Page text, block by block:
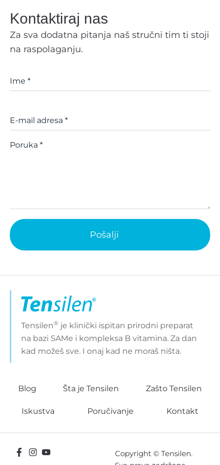
Kontaktiraj nas
Za sva dodatna pitanja naš stručni tim ti stoji
na raspolaganju.
Ime *
E-mail adresa *
Poruka *
Pošalji
Tensilen® je klinički ispitan prirodni preparat
na bazi SAMe i kompleksa B vitamina. Za dan
kad možeš sve. I onaj kad ne moraš ništa.
Blog Šta je Tensilen Zašto Tensilen
Iskustva Poručivanje Kontakt
Copyright © Tensilen.